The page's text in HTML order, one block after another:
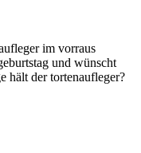
im vorraus
und wünscht
hält der tortenaufleger?